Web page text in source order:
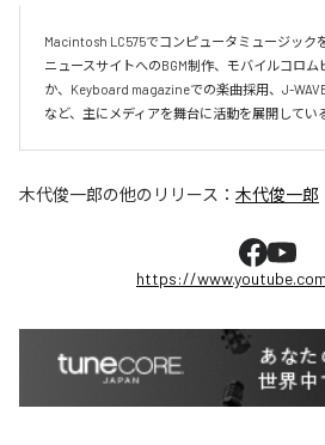
Macintosh LC575でコンピュータミュージック
ニュースサイトへのBGM制作、モバイルコロ
か、Keyboard magazineでの楽曲採用、J-
など、主にメディアを舞台に活動を展開してい
木代俊一郎の他のリリース： 木代俊一郎
https://